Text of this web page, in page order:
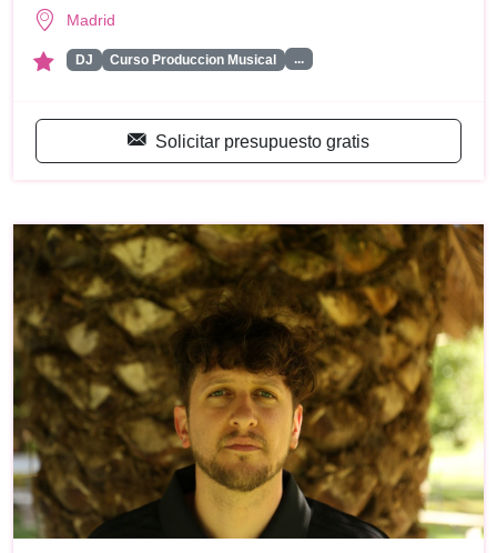
Madrid
DJ Curso Produccion Musical ...
Solicitar presupuesto gratis